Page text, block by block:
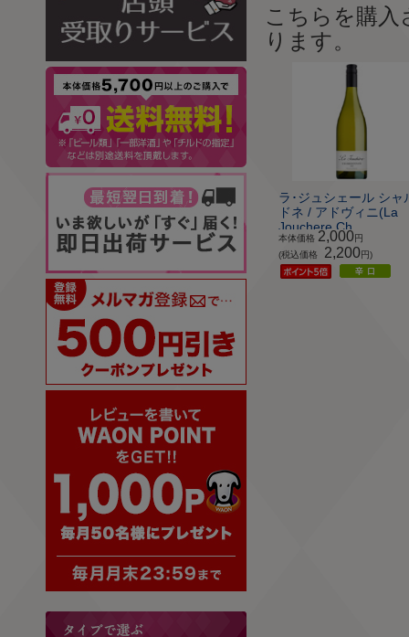
こちらを購
ります。
ラ･ジュシェール シャ
ドネ / アドヴィニ(La
Jouchere Ch...
本体価格 2,000円
(税込価格
2,200円)